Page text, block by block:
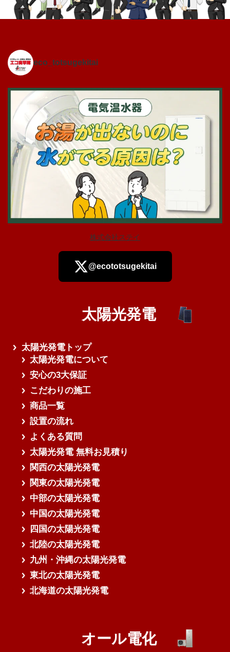
eco_totsugekitai
さらに読み込む
株式会社ステイ
@ecototsugekitai
太陽光発電
太陽光発電トップ
太陽光発電について
安心の3大保証
こだわりの施工
商品一覧
設置の流れ
よくある質問
太陽光発電 無料お見積り
関西の太陽光発電
関東の太陽光発電
中部の太陽光発電
中国の太陽光発電
四国の太陽光発電
北陸の太陽光発電
九州・沖縄の太陽光発電
東北の太陽光発電
北海道の太陽光発電
オール電化